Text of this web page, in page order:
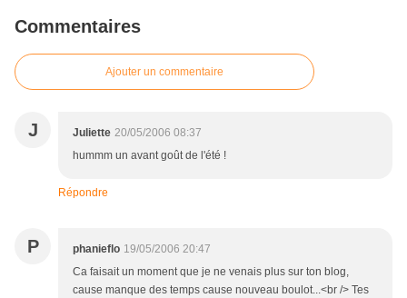
Commentaires
Ajouter un commentaire
J Juliette 20/05/2006 08:37
hummm un avant goût de l'été !
Répondre
P phanieflo 19/05/2006 20:47
Ca faisait un moment que je ne venais plus sur ton blog,
cause manque des temps cause nouveau boulot...<br /> Tes